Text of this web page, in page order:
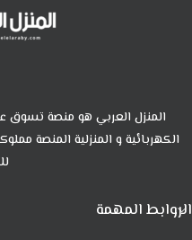
المنزل العربي هو منصة تسوق
الكهربائية و المنزلية المنصة
الروابط المهمة